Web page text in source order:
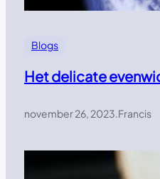
Blogs
Het delicate
november 26, 2023.Francis